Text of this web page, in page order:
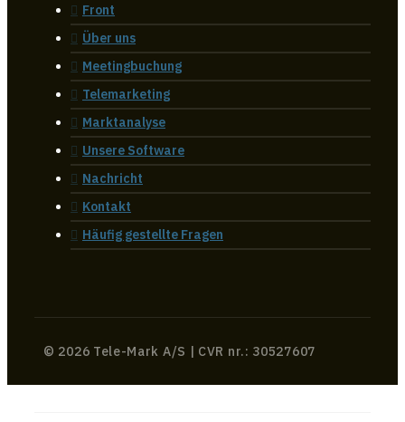
Front
Über uns
Meetingbuchung
Telemarketing
Marktanalyse
Unsere Software
Nachricht
Kontakt
Häufig gestellte Fragen
© 2026 Tele-Mark A/S | CVR nr.: 30527607